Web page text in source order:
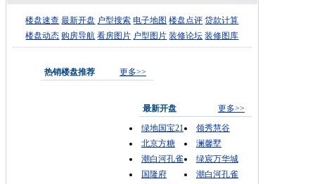
楼盘速查 最新开盘 户型搜索 电子地图 楼盘点评 贷款计算
楼盘动态 购房导航 看房图片 户型图片 装修论坛 装修图库
热销楼盘推荐 更多>>
最新开盘
更多>>
绿地国宝21
领秀慧谷
北京方糖
澜馨墅
潮白河孔雀
绿宸万华城
国隆府
潮白河孔雀